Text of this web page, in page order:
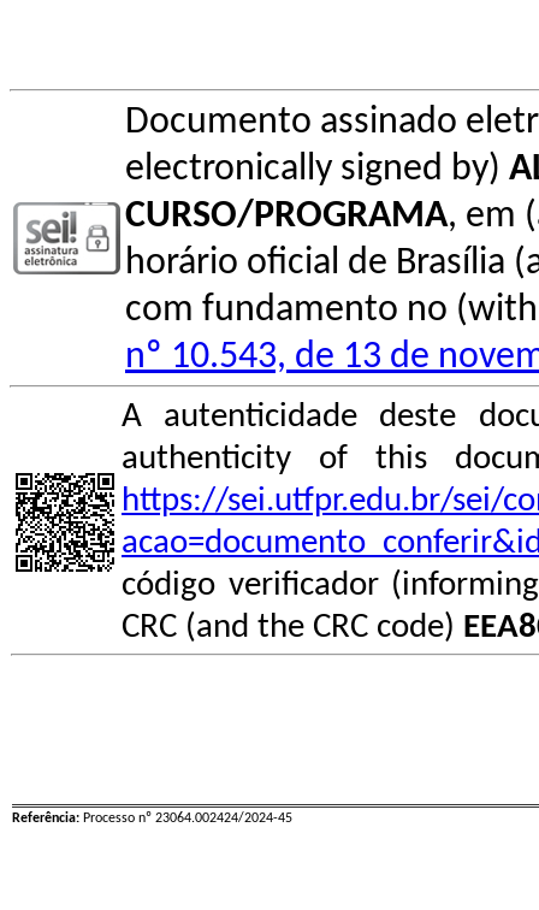
Documento assinado
electronically signed by)
CURSO/PROGRAMA, em
horário oficial de Brasília
com fundamento no
nº 10.543, de 13 de
A autenticidade deste
authenticity of this
https://sei.utfpr.edu.br/sei/
código verificador
CRC (and the CRC code)
Referência: Processo nº 23064.002424/2024-45